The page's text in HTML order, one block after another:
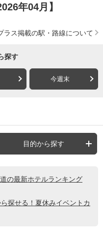
年04月】
ラス掲載の駅・路線について
探す
今週末
目的から探す
の最新ホテルランキング
ら探せる！夏休みイベントカ